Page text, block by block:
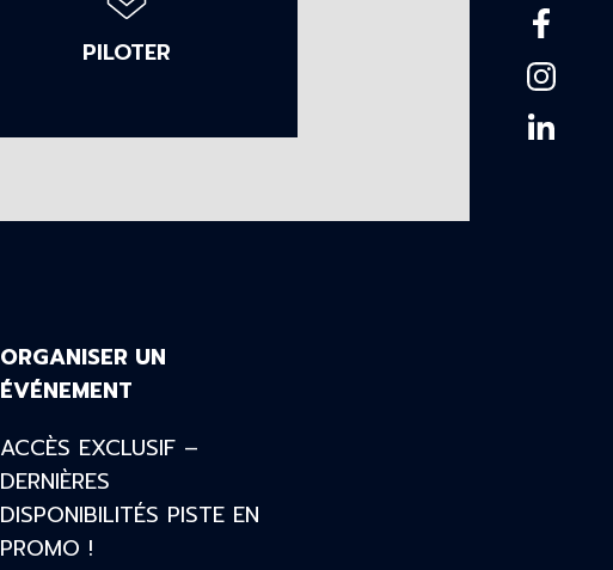
PILOTER
ORGANISER UN
ÉVÉNEMENT
ACCÈS EXCLUSIF –
DERNIÈRES
DISPONIBILITÉS PISTE EN
PROMO !